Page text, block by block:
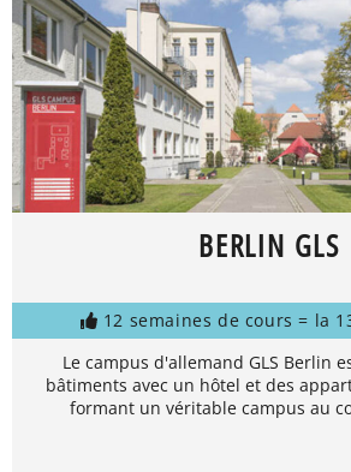
BERLIN GLS
12 semaines de cours = la
Le campus d'allemand GLS Berlin
bâtiments avec un hôtel et des
formant un véritable campus au